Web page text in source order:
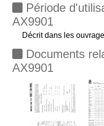
Période
AX9901
Décrit dans les
Documents
AX9901